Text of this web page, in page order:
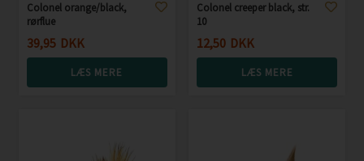
Colonel orange/black,
rørflue
39,95 DKK
LÆS MERE
Colonel creeper black, str.
10
12,50 DKK
LÆS MERE